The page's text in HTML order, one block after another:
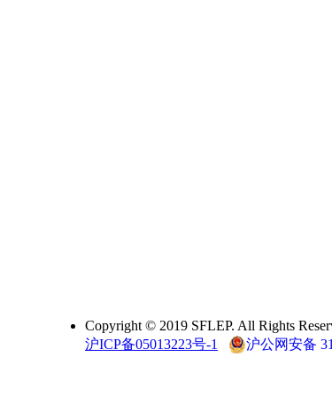
Copyright © 2019 SFLEP. All Rights
沪ICP备05013223号-1
沪公网安备